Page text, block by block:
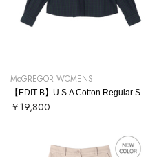
McGREGOR WOMENS
￥19,800